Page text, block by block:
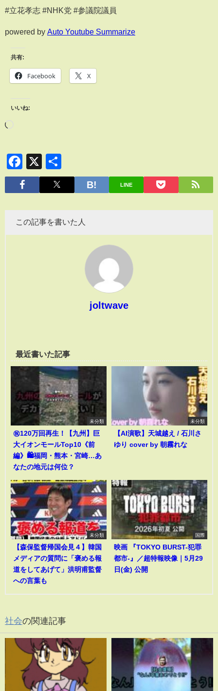
#立花孝志 #NHK党 #参議院議員
powered by Auto Youtube Summarize
共有:
Facebook X
いいね:
Facebook
X
有
LINE
この記事を書いた人
joltwave
最近書いた記事
未分類
㊗️120万回再生！【九州】巨
大イオンモールTop10《前
編》🛍️福岡・熊本・宮崎…あ
なたの地元は何位？
未分類
【AI演歌】天城越え / 石川さ
ゆり cover by 朝霧れな
未分類
【森保監督帰国会見４】韓国
メディアの質問に「褒める報
道をしてあげて」洪明甫監督
への言葉も
国際
映画 『TOKYO BURST-犯罪
都市-』／超特報映像｜5月29
日(金) 公開
社会の関連記事